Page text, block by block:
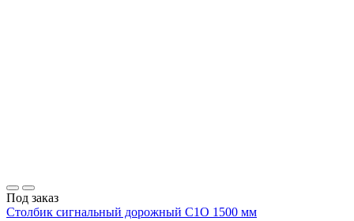
Под заказ
Столбик сигнальный дорожный С1О 1500 мм